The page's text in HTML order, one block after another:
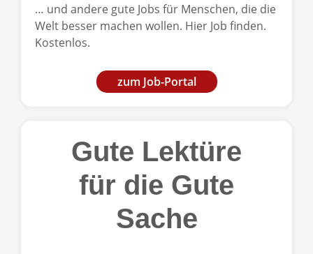
… und andere gute Jobs für Menschen, die die
Welt besser machen wollen. Hier Job finden.
Kostenlos.
zum Job-Portal
Gute Lektüre
für die Gute
Sache